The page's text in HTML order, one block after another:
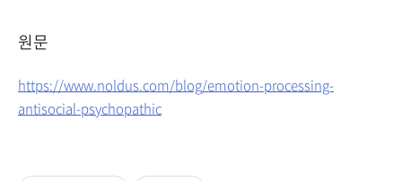
원문
https://www.noldus.com/blog/emotion-processing-
antisocial-psychopathic